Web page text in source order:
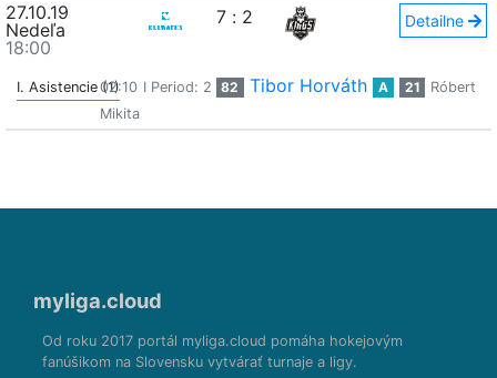
27.10.19
Nedeľa
18:00
7 : 2 Detailne
I. Asistencie (1)02:10 I Period: 2 82 Tibor Horváth A 21
Róbert
Mikita
myliga.cloud
Od roku 2017 portál myliga.cloud pomáha hokejovým
fanúšikom na Slovensku vytvárať turnaje a ligy.